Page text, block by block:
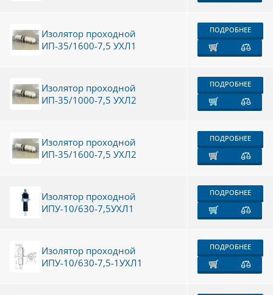
Изолятор проходной
ИП-35/1600-7,5 УХЛ1
ПОДРОБНЕЕ
Изолятор проходной
ИП-35/1000-7,5 УХЛ2
ПОДРОБНЕЕ
Изолятор проходной
ИП-35/1600-7,5 УХЛ2
ПОДРОБНЕЕ
Изолятор проходной
ИПУ-10/630-7,5УХЛ1
ПОДРОБНЕЕ
Изолятор проходной
ИПУ-10/630-7,5-1УХЛ1
ПОДРОБНЕЕ